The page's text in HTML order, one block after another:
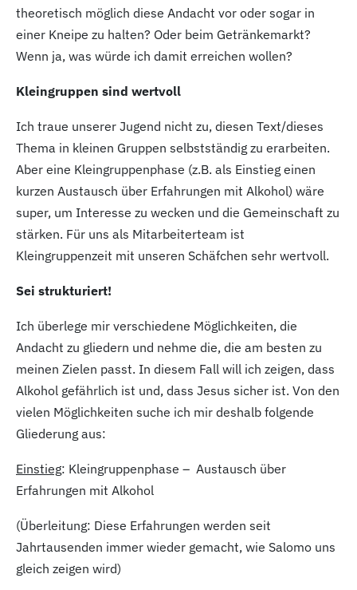
theoretisch möglich diese Andacht vor oder sogar in
einer Kneipe zu halten? Oder beim Getränkemarkt?
Wenn ja, was würde ich damit erreichen wollen?
Kleingruppen sind wertvoll
Ich traue unserer Jugend nicht zu, diesen Text/dieses
Thema in kleinen Gruppen selbstständig zu erarbeiten.
Aber eine Kleingruppenphase (z.B. als Einstieg einen
kurzen Austausch über Erfahrungen mit Alkohol) wäre
super, um Interesse zu wecken und die Gemeinschaft zu
stärken. Für uns als Mitarbeiterteam ist
Kleingruppenzeit mit unseren Schäfchen sehr wertvoll.
Sei strukturiert!
Ich überlege mir verschiedene Möglichkeiten, die
Andacht zu gliedern und nehme die, die am besten zu
meinen Zielen passt. In diesem Fall will ich zeigen, dass
Alkohol gefährlich ist und, dass Jesus sicher ist. Von den
vielen Möglichkeiten suche ich mir deshalb folgende
Gliederung aus:
Einstieg: Kleingruppenphase – Austausch über
Erfahrungen mit Alkohol
(Überleitung: Diese Erfahrungen werden seit
Jahrtausenden immer wieder gemacht, wie Salomo uns
gleich zeigen wird)